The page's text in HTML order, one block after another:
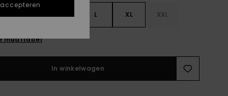
L XL XXL
maattabel
In winkelwagen